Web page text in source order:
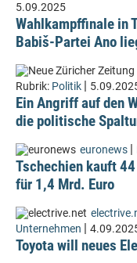
5.09.2025
Wahlkampffinale in
Babiš-Partei Ano
Rubrik: Politik |
Ein Angriff auf den
die politische
euronews |
Tschechien kauft
für 1,4 Mrd. Euro
Unternehmen |
Toyota will neues